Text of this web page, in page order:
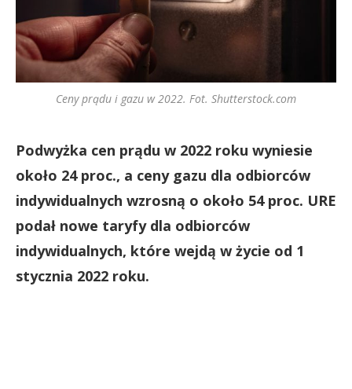
Ceny prądu i gazu w 2022. Fot. Shutterstock.com
Podwyżka cen prądu w 2022 roku wyniesie
około 24 proc., a ceny gazu dla odbiorców
indywidualnych wzrosną o około 54 proc. URE
podał nowe taryfy dla odbiorców
indywidualnych, które wejdą w życie od 1
stycznia 2022 roku.